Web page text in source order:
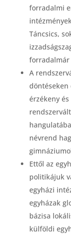
forradalmi
Táncsics,
forradalmár
A
döntéseken
érzékeny
névrend
Ettől az
politikájuk
egyházi
egyházak
bázisa
külföldi